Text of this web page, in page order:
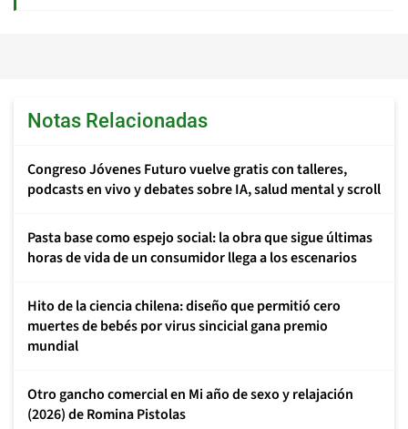
Notas Relacionadas
Congreso Jóvenes Futuro vuelve gratis con talleres,
podcasts en vivo y debates sobre IA, salud mental y scroll
Pasta base como espejo social: la obra que sigue últimas
horas de vida de un consumidor llega a los escenarios
Hito de la ciencia chilena: diseño que permitió cero
muertes de bebés por virus sincicial gana premio
mundial
Otro gancho comercial en Mi año de sexo y relajación
(2026) de Romina Pistolas